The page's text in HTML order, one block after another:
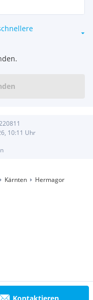
Kontaktieren
10:11 Uhr
Kärnten Hermagor